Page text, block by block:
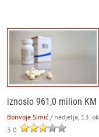
iznosio 961,0 milion KM
Borivoje Simić / nedjelja, 13.
3.0